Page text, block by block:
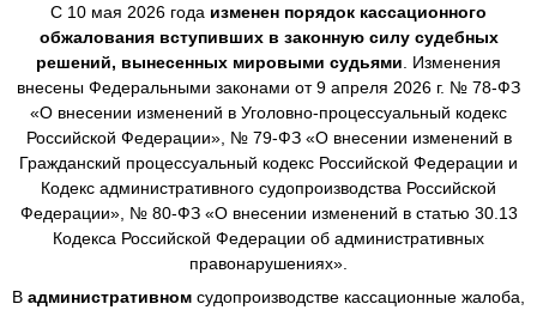
С 10 мая 2026 года изменен порядок кассационного
обжалования вступивших в законную силу судебных
решений, вынесенных мировыми судьями . Изменения
внесены Федеральными законами от 9 апреля 2026 г. № 78-ФЗ
«О внесении изменений в Уголовно-процессуальный кодекс
Российской Федерации», № 79-ФЗ «О внесении изменений в
Гражданский процессуальный кодекс Российской Федерации и
Кодекс административного судопроизводства Российской
Федерации», № 80-ФЗ «О внесении изменений в статью 30.13
Кодекса Российской Федерации об административных
правонарушениях».
В административном судопроизводстве кассационные жалоба,